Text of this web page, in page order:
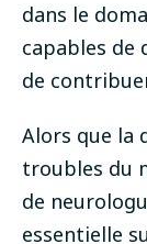
dans le
capables de
de
Alors que la
troubles du
de
essentielle